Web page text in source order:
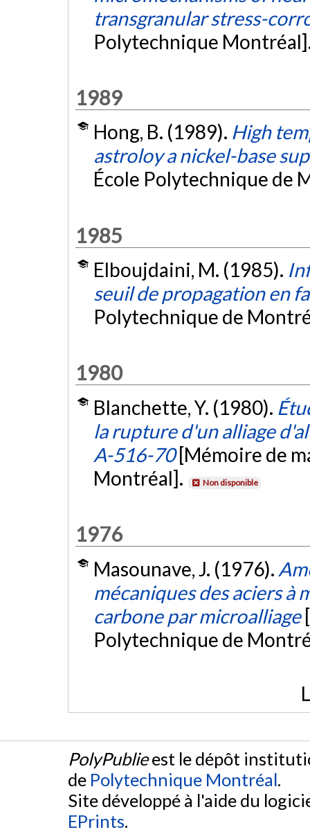
transgranular stress-
Polytechnique
1989
Hong, B. (1989). High
astroloy a nickel-base
École Polytechnique de
1985
Elboujdaini, M. (1985).
seuil de propagation en
Polytechnique de
1980
Blanchette, Y. (1980).
la rupture d'un alliage
A-516-70 [Mémoire de
Montréal].
Non disponible
1976
Masounave, J. (1976).
mécaniques des aciers à
carbone par microalliage
Polytechnique de
PolyPublieest le dépôt
de Polytechnique Montréal.
Site développé à l'aide du
EPrints.